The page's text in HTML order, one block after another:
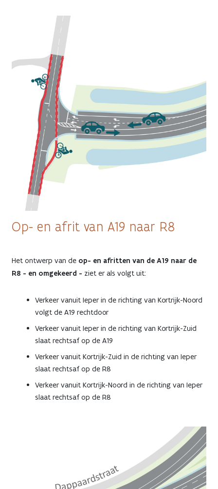
Op- en afrit van A19 naar R8
Het ontwerp van de op- en afritten van de A19 naar de
R8 - en omgekeerd - ziet er als volgt uit:
Verkeer vanuit Ieper in de richting van Kortrijk-Noord
volgt de A19 rechtdoor
Verkeer vanuit Ieper in de richting van Kortrijk-Zuid
slaat rechtsaf op de A19
Verkeer vanuit Kortrijk-Zuid in de richting van Ieper
slaat rechtsaf op de R8
Verkeer vanuit Kortrijk-Noord in de richting van Ieper
slaat rechtsaf op de R8